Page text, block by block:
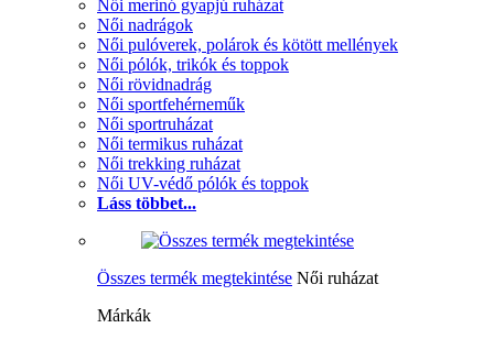
Női merinó gyapjú ruházat
Női nadrágok
Női pulóverek, polárok és kötött mellények
Női pólók, trikók és toppok
Női rövidnadrág
Női sportfehérneműk
Női sportruházat
Női termikus ruházat
Női trekking ruházat
Női UV-védő pólók és toppok
Láss többet...
Összes termék megtekintése Női ruházat
Márkák